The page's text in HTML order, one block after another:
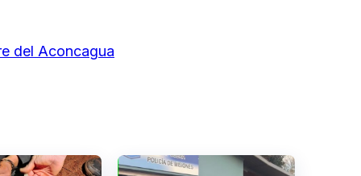
del Aconcagua